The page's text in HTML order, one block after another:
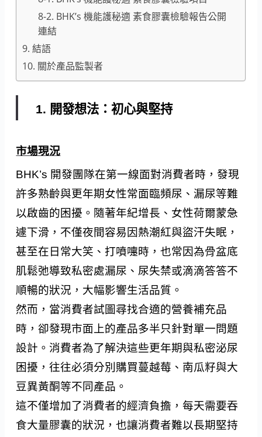
8-2. BHK’s 機能護秘適 素食膠囊檢驗報告公開
連結
9. 結語
10. 關於產品監製者
1. 開發想法：初心與堅持
市場現況
BHK’s 開發團隊在第一線面對消費者時，發現
許多熟齡與更年期女性常面臨頻尿、漏尿等難
以啟齒的困擾。隨著年紀增長、女性荷爾蒙急
遽下滑，不僅夜間容易因熱潮紅與盜汗失眠，
甚至在日常大笑、打噴嚏時，也常因為骨盆底
肌鬆弛導致私密處漏尿、尿失禁或滴滴答答不
順暢的狀況，大幅影響生活品質。
然而，當消費者試圖尋找合適的營養補充品
時，卻發現市面上的產品多半只針對單一問題
設計。消費者為了解決這些更年期與私密泌尿
困擾，往往必須分別購買蔓越莓、南瓜籽與大
豆異黃酮等不同產品。
這不僅增加了消費者的經濟負擔，每天需要吞
食大量膠囊的狀況，也讓消費者難以長期堅持